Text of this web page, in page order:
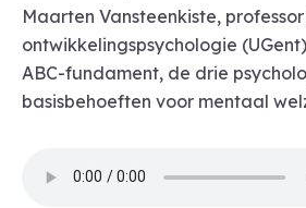
Maarten Vansteenkiste,
ontwikkelingspsychologie
ABC-fundament, de drie
basisbehoeften voor mentaal